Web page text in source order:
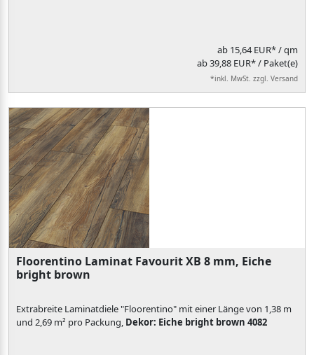
ab 15,64 EUR*/ qm
ab 39,88 EUR* / Paket(e)
*inkl. MwSt. zzgl. Versand
Floorentino Laminat Favourit XB 8 mm, Eiche
bright brown
Extrabreite Laminatdiele "Floorentino" mit einer Länge von 1,38 m
und 2,69 m² pro Packung, Dekor: Eiche bright brown 4082